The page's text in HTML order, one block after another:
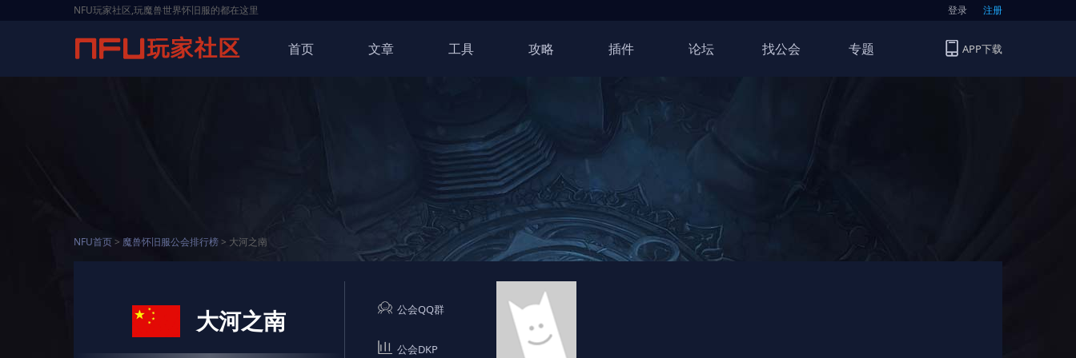
NFU玩家社区,玩魔兽世界怀旧服的都在这里 登录 注册
首页 文章 工具 攻略 插件 论坛 找公会 专题 APP下载
NFU首页> 魔兽怀旧服公会排行榜> 大河之南
大河之南 公会QQ群
公会DKP